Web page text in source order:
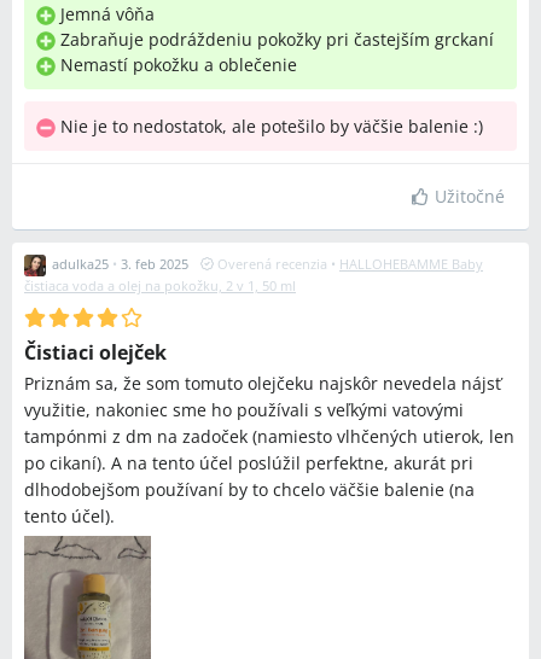
Jemná vôňa
Zabraňuje podráždeniu pokožky pri častejším grckaní
Nemastí pokožku a oblečenie
Nie je to nedostatok, ale potešilo by väčšie balenie :)
Užitočné
adulka25 • 3. feb 2025 Overená recenzia • HALLOHEBAMME Baby
čistiaca voda a olej na pokožku, 2 v 1, 50 ml
Čistiaci olejček
Priznám sa, že som tomuto olejčeku najskôr nevedela nájsť
využitie, nakoniec sme ho používali s veľkými vatovými
tampónmi z dm na zadoček (namiesto vlhčených utierok, len
po cikaní). A na tento účel poslúžil perfektne, akurát pri
dlhodobejšom používaní by to chcelo väčšie balenie (na
tento účel).